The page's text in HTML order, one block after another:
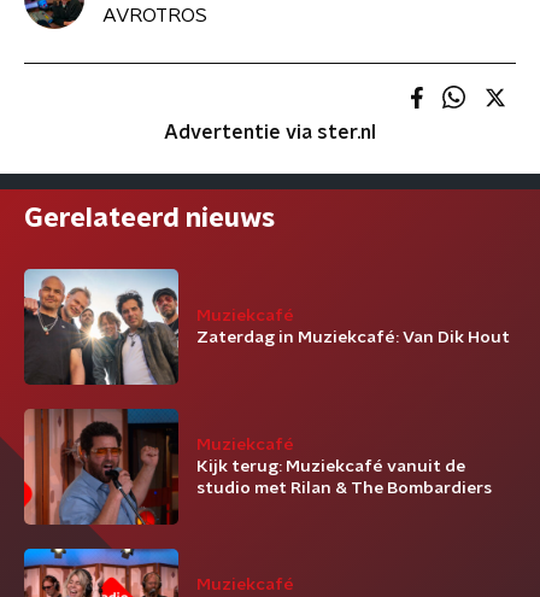
AVROTROS
Advertentie via ster.nl
Gerelateerd nieuws
Muziekcafé
Zaterdag in Muziekcafé: Van Dik Hout
Muziekcafé
Kijk terug: Muziekcafé vanuit de
studio met Rilan & The Bombardiers
Muziekcafé